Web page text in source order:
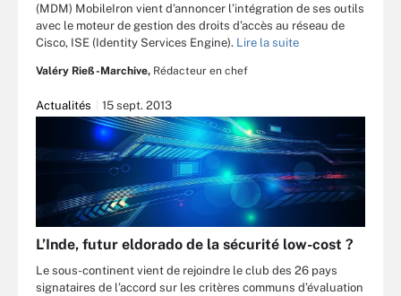
(MDM) MobileIron vient d’annoncer l’intégration de ses outils
avec le moteur de gestion des droits d’accès au réseau de
Cisco, ISE (Identity Services Engine). Lire la suite
Valéry Rieß-Marchive, Rédacteur en chef
Actualités 15 sept. 2013
L’Inde, futur eldorado de la sécurité low-cost ?
Le sous-continent vient de rejoindre le club des 26 pays
signataires de l’accord sur les critères communs d’évaluation